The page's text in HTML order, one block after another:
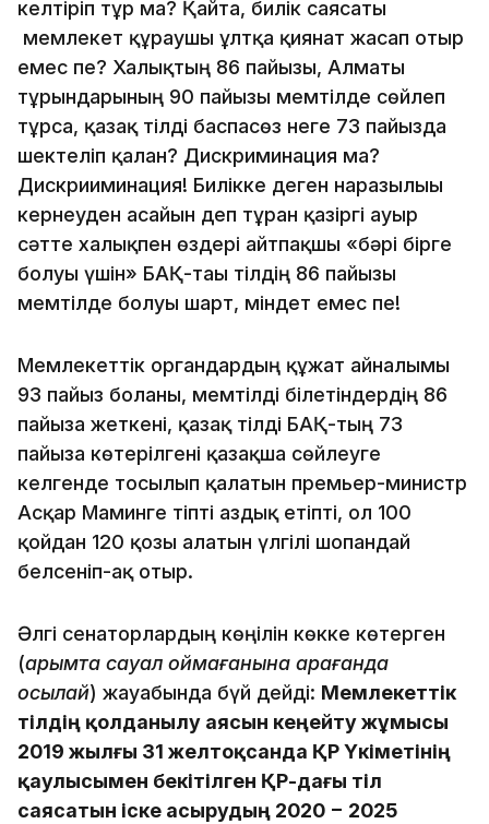
келтіріп тұр ма? Қайта, билік саясаты
мемлекет құраушы ұлтқа қиянат жасап отыр
емес пе? Халықтың 86 пайызы, Алматы
тұрғындарының 90 пайызы мемтілде сөйлеп
тұрса, қазақ тілді баспасөз неге 73 пайызда
шектеліп қалған? Дискриминация ма?
Дискрииминация! Билікке деген наразылығы
кернеуден асайын деп тұрған қазіргі ауыр
сәтте халықпен өздері айтпақшы «бәрі бірге
болуы үшін» БАҚ-тағы тілдің 86 пайызы
мемтілде болуы шарт, міндет емес пе!
Мемлекеттік органдардың құжат айналымы
93 пайыз болғаны, мемтілді білетіндердің 86
пайызға жеткені, қазақ тілді БАҚ-тың 73
пайызға көтерілгені қазақша сөйлеуге
келгенде тосылып қалатын премьер-министр
Асқар Маминге тіпті аздық етіпті, ол 100
қойдан 120 қозы алатын үлгілі шопандай
белсеніп-ақ отыр.
Әлгі сенаторлардың көңілін көкке көтерген
(қарымта сауал қоймағанына қарағанда
осылай) жауабында бүй дейді: Мемлекеттік
тілдің қолданылу аясын кеңейту жұмысы
2019 жылғы 31 желтоқсанда ҚР Үкіметінің
қаулысымен бекітілген ҚР-дағы тіл
саясатын іске асырудың 2020 − 2025